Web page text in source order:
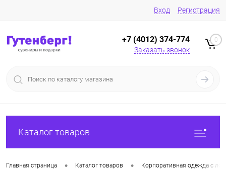
Вход Регистрация
+7 (4012) 374-774
Заказать звонок
0
Каталог товаров
Главная страница • Каталог товаров • Корпоративная одежда с